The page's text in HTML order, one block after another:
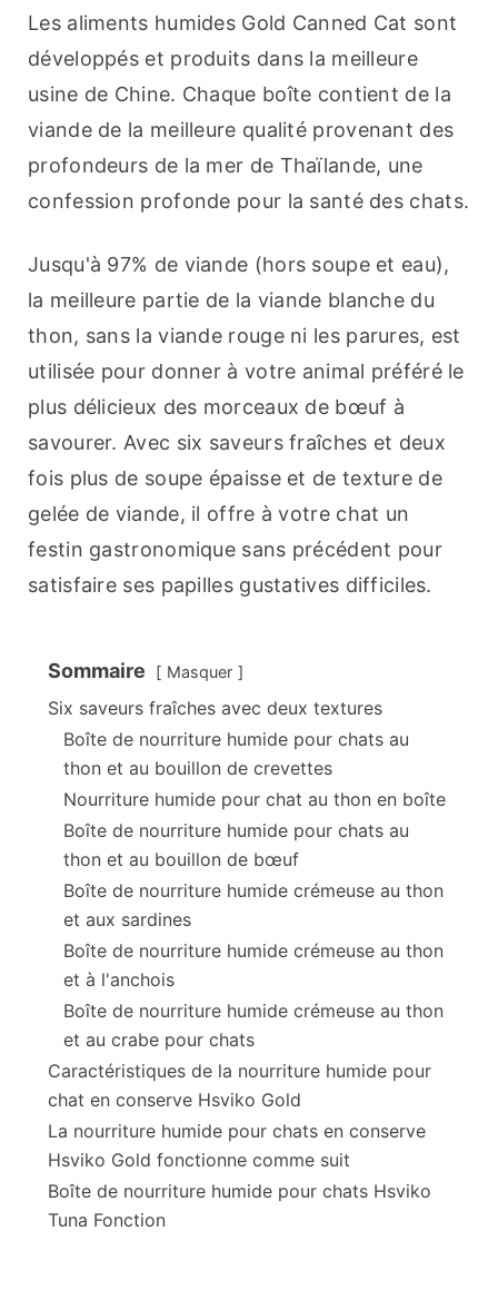
Les aliments humides Gold Canned Cat sont
développés et produits dans la meilleure
usine de Chine. Chaque boîte contient de la
viande de la meilleure qualité provenant des
profondeurs de la mer de Thaïlande, une
confession profonde pour la santé des chats.
Jusqu'à 97% de viande (hors soupe et eau),
la meilleure partie de la viande blanche du
thon, sans la viande rouge ni les parures, est
utilisée pour donner à votre animal préféré le
plus délicieux des morceaux de bœuf à
savourer. Avec six saveurs fraîches et deux
fois plus de soupe épaisse et de texture de
gelée de viande, il offre à votre chat un
festin gastronomique sans précédent pour
satisfaire ses papilles gustatives difficiles.
Sommaire Masquer
Six saveurs fraîches avec deux textures
Boîte de nourriture humide pour chats au
thon et au bouillon de crevettes
Nourriture humide pour chat au thon en boîte
Boîte de nourriture humide pour chats au
thon et au bouillon de bœuf
Boîte de nourriture humide crémeuse au thon
et aux sardines
Boîte de nourriture humide crémeuse au thon
et à l'anchois
Boîte de nourriture humide crémeuse au thon
et au crabe pour chats
Caractéristiques de la nourriture humide pour
chat en conserve Hsviko Gold
La nourriture humide pour chats en conserve
Hsviko Gold fonctionne comme suit
Boîte de nourriture humide pour chats Hsviko
Tuna Fonction